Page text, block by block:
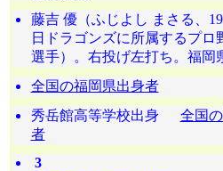
藤吉 優（ふじよし まさる、
日ドラゴンズに所属するプロ
選手）。右投げ左打ち。福岡
全国の福岡県出身者
秀岳館高等学校出身 全国
者
3